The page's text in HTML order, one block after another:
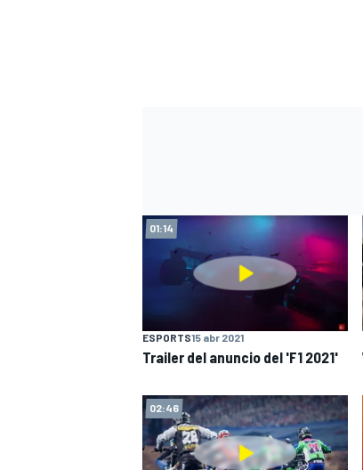
01:14
ESPORTS15 abr 2021
Trailer del anuncio del 'F1 2021'
02:46